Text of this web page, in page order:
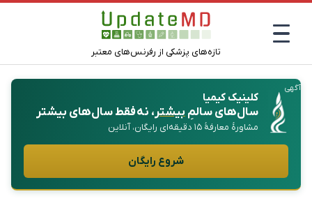
تازه‌های پزشکی از رفرنس‌های معتبر
آگهی
کلینیک کیمیا
سال‌های سالمِبیشتر، نه فقط سال‌های بیشتر
مشاورهٔ معارفهٔ ۱۵ دقیقه‌ای رایگان، آنلاین
شروع رایگان